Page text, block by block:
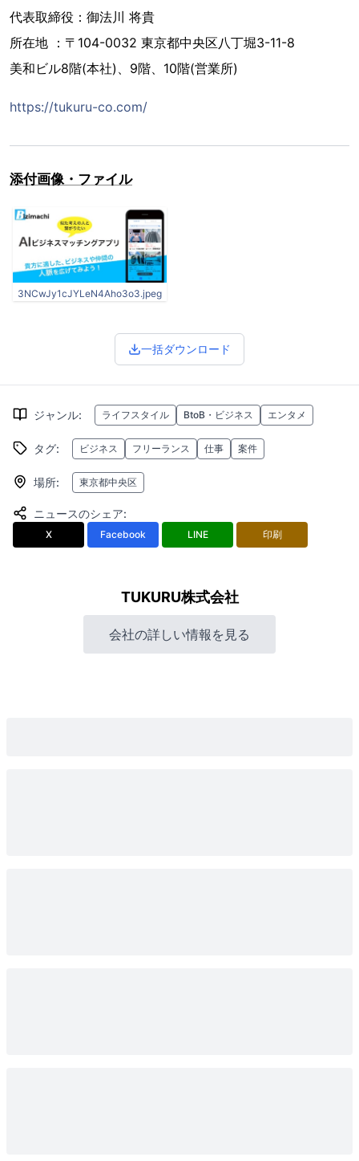
代表取締役：御法川 将貴
所在地 ：〒104-0032 東京都中央区八丁堀3-11-8
美和ビル8階(本社)、9階、10階(営業所)
https://tukuru-co.com/
添付画像・ファイル
3NCwJy1cJYLeN4Aho3o3.jpeg
一括ダウンロード
ジャンル: ライフスタイル BtoB・ビジネス エンタメ
タグ: ビジネス フリーランス 仕事 案件
場所: 東京都中央区
ニュースのシェア:
X Facebook LINE 印刷
TUKURU株式会社
会社の詳しい情報を見る